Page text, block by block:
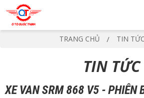
TRANG CHỦ TIN TỨC
TIN TỨC
XE VAN SRM 868 V5 - PHIÊN